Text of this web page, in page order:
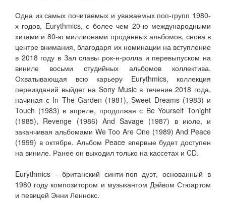
Одна из самых почитаемых и уважаемых поп-групп 1980-
х годов, Eurythmics, с более чем 20-ю международными
хитами и 80-ю миллионами проданных альбомов, снова в
центре внимания, благодаря их номинации на вступление
в 2018 году в Зал славы рок-н-ролла и перевыпуском на
виниле восьми студийных альбомов коллектива.
Охватывающая всю карьеру Eurythmics, коллекция
переизданий выйдет на Sony Music в течение 2018 года,
начиная с In The Garden (1981), Sweet Dreams (1983) и
Touch (1983) в апреле, продолжая с Be Yourself Tonight
(1985), Revenge (1986) And Savage (1987) в июле, и
заканчивая альбомами We Too Are One (1989) And Peace
(1999) в октябре. Альбом Peace впервые будет доступен
на виниле. Ранее он выходил только на кассетах и CD.
Eurythmics - британский синти-поп дуэт, основанный в
1980 году композитором и музыкантом Дэйвом Стюартом
и певицей Энни Леннокс.